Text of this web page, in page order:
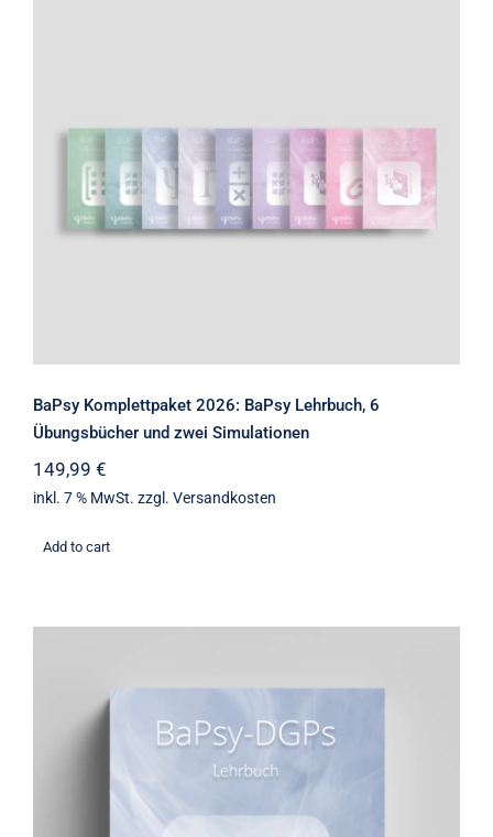
BaPsy Komplettpaket 2026: BaPsy
Lehrbuch, 6 Übungsbücher und zwei
Simulationen
BaPsy Komplettpaket 2026: BaPsy Lehrbuch, 6
Übungsbücher und zwei Simulationen
149,99 €
inkl. 7 % MwSt. zzgl. Versandkosten
Add to cart